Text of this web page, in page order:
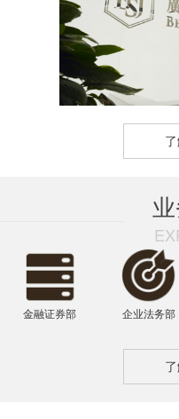
金融证券部 企业法务部